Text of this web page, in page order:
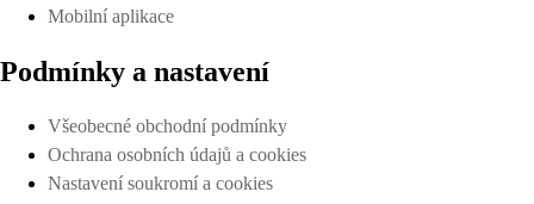
Mobilní aplikace
Podmínky a nastavení
Všeobecné obchodní podmínky
Ochrana osobních údajů a cookies
Nastavení soukromí a cookies